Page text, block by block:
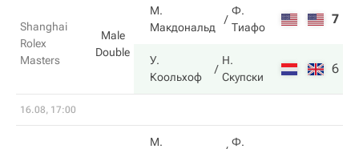
Shanghai
Rolex
Masters
Male
Double
М.
Макдональд
Ф.
Тиафо
7
У.
Коольхоф
Н.
Скупски
6
16.08, 17:00
М.
Ф.